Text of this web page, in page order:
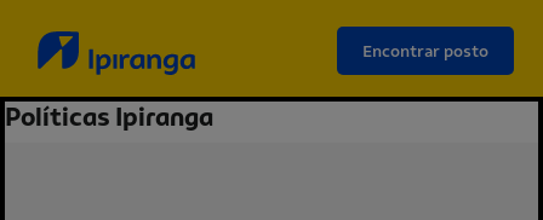
Encontrar posto
Políticas Ipiranga